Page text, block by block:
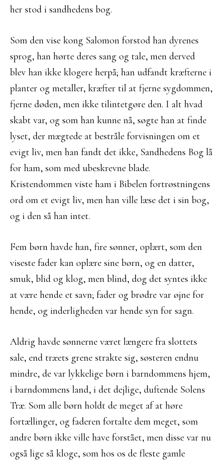
her stod i sandhedens bog.
Som den vise kong Salomon forstod han dyrenes
sprog, han hørte deres sang og tale, men derved
blev han ikke klogere herpå; han udfandt kræfterne i
planter og metaller, kræfter til at fjerne sygdommen,
fjerne døden, men ikke tilintetgøre den. I alt hvad
skabt var, og som han kunne nå, søgte han at finde
lyset, der mægtede at bestråle forvisningen om et
evigt liv, men han fandt det ikke, Sandhedens Bog lå
for ham, som med ubeskrevne blade.
Kristendommen viste ham i Bibelen fortrøstningens
ord om et evigt liv, men han ville læse det i sin bog,
og i den så han intet.
Fem børn havde han, fire sønner, oplært, som den
viseste fader kan oplære sine børn, og en datter,
smuk, blid og klog, men blind, dog det syntes ikke
at være hende et savn; fader og brødre var øjne for
hende, og inderligheden var hende syn for sagn.
Aldrig havde sønnerne været længere fra slottets
sale, end træets grene strakte sig, søsteren endnu
mindre, de var lykkelige børn i barndommens hjem,
i barndommens land, i det dejlige, duftende Solens
Træ. Som alle børn holdt de meget af at høre
fortællinger, og faderen fortalte dem meget, som
andre børn ikke ville have forstået, men disse var nu
også lige så kloge, som hos os de fleste gamle